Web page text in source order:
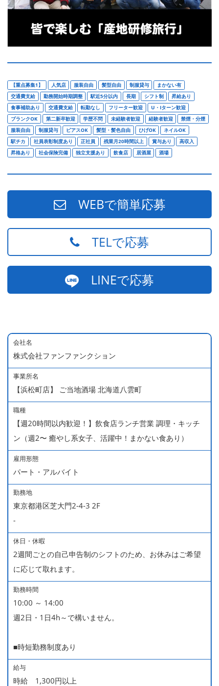
【重点募集1】 人気店 服装自由 髪型自由 制服貸与
まかない有
交通費支給
勤務開始時期調整 駅近5分以内 長期 シフト制
昇給あり
食事補助あり
交通費支給 転勤なし フリーター歓迎
U・Iターン歓迎
ブランクOK
第二新卒歓迎 学歴不問 未経験者歓迎 経験者歓迎
禁煙・分煙
服装自由
制服貸与 ピアスOK 髪型・髪色自由 ひげOK
ネイルOK
駅チカ
社員表彰制度あり 正社員 残業月20時間以上 賞与あり
高収入
昇格あり
社会保険完備 独立支援あり 飲食店 居酒屋 酒場
WEBで簡単応募
TELで応募
LINEで応募
会社名
株式会社ファンファンクション
事業所名
【浜松町店】 ご当地酒場 北海道八雲町
職種
【週20時間以内歓迎！】飲食店ランチ営業 調理・キッチ
ン（週2〜 癒やし系女子、活躍中！まかない食あり）
雇用形態
パート・アルバイト
勤務地
東京都港区芝大門2-4-3 2F
-
休日・休暇
2週間ごとの自己申告制のシフトのため、お休みはご希望
に応じて取れます。
勤務時間
10:00 ～ 14:00
週2日・1日4h～で構いません。
■時短勤務制度あり
給与
時給 1,300円以上